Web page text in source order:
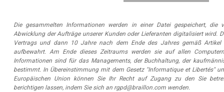
Die gesammelten Informationen werden in einer Datei gespeichert, die
Abwicklung der Aufträge unserer Kunden oder Lieferanten digitalisiert wird.
Vertrags und dann 10 Jahre nach dem Ende des Jahres gemäß Artikel
aufbewahrt. Am Ende dieses Zeitraums werden sie auf allen
Informationen sind für das Managements, der Buchhaltung, der
bestimmt. In Übereinstimmung mit dem Gesetz "Informatique et Libertés"
Europäischen Union können Sie Ihr Recht auf Zugang zu den Sie
berichtigen lassen, indem Sie sich an rgpd@braillon.com wenden.